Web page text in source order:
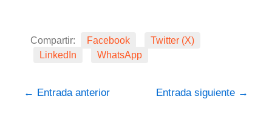
Compartir: Facebook
Twitter (X)
LinkedIn
WhatsApp
← Entrada anterior Entrada siguiente →